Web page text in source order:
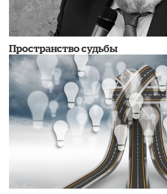
Пространство судьбы